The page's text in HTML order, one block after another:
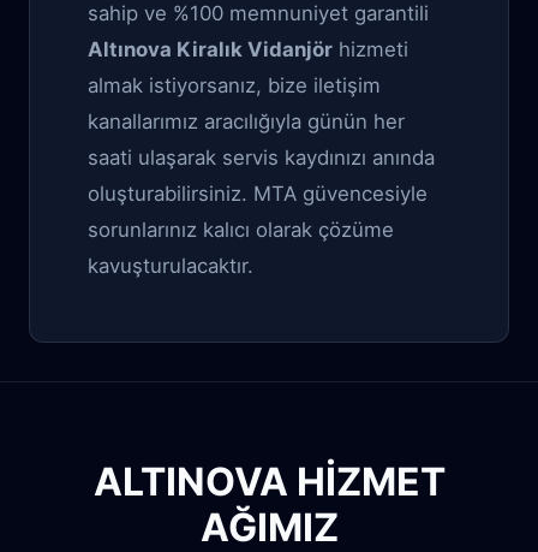
sahip ve %100 memnuniyet garantili
Altınova Kiralık Vidanjör hizmeti
almak istiyorsanız, bize iletişim
kanallarımız aracılığıyla günün her
saati ulaşarak servis kaydınızı anında
oluşturabilirsiniz. MTA güvencesiyle
sorunlarınız kalıcı olarak çözüme
kavuşturulacaktır.
ALTINOVA HİZMET
AĞIMIZ